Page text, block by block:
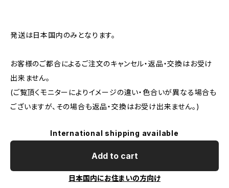
発送は日本国内のみとなります。
お客様のご都合によるご注文のキャンセル・返品・交換はお受け
出来ません。
(ご覧頂くモニターによりイメージの違い・色合いが異なる場合も
ございますが、その場合も返品・交換はお受け出来ません。)
International shipping available
Add to cart
日本国内にお住まいの方向け